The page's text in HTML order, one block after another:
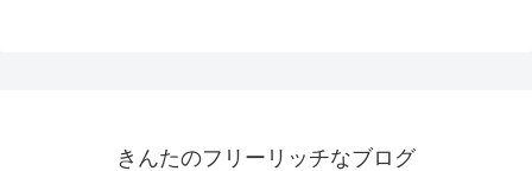
きんたのフリーリッチなブログ